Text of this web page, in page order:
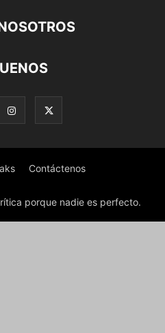
Contáctenos
porque nadie es perfecto.